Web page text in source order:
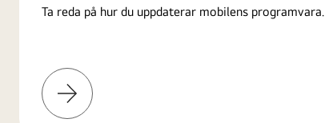
Ta reda på hur du uppdaterar mobilens programvara.
Läs
mer